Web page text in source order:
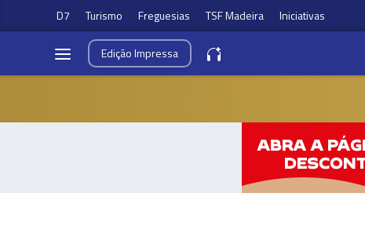
D7 Turismo Freguesias TSF Madeira Iniciativas
EdiçãoImpressa